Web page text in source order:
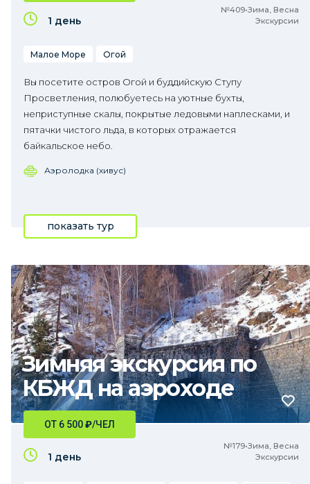
№409•Зима, Весна
Экскурсии
1 день
Малое Море Огой
Вы посетите остров Огой и буддийскую Ступу
Просветления, полюбуетесь на уютные бухты,
неприступные скалы, покрытые ледовыми наплесками, и
пятачки чистого льда, в которых отражается
байкальское небо.
Аэролодка (хивус)
показать тур
Зимняя экскурсия по
КБЖД на аэроходе
№179•Зима, Весна
Экскурсии
ОТ 6 500₽/ЧЕЛ
1 день